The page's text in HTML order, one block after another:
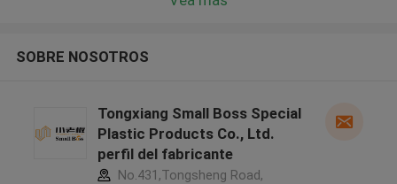
SOBRE NOSOTROS
Tongxiang Small Boss Special
Plastic Products Co., Ltd.
perfil del fabricante
No.431,Tongsheng Road,